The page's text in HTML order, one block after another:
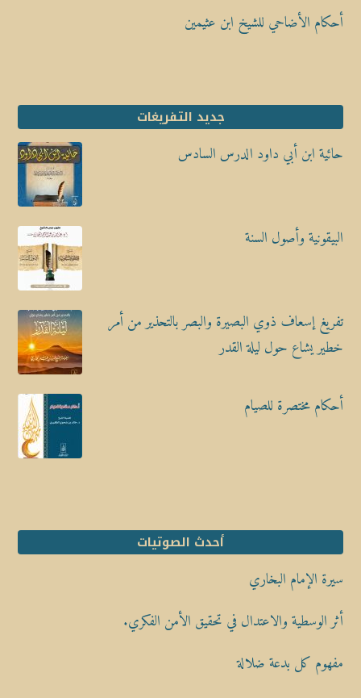
أحكام الأضاحي للشيخ ابن عثيمين
جديد التفريغات
حائية ابن أبي داود الدرس السادس
البيقونية وأصول السنة
تفريغ إسعاف ذوي البصيرة والبصر بالتحذير من أمر
خطير يشاع حول ليلة القدر
أحكام مختصرة للصيام
أحدث الصوتيات
سيرة الإمام البخاري
أثر الوسطية والاعتدال في تحقيق الأمن الفكري.
مفهوم كل بدعة ضلالة